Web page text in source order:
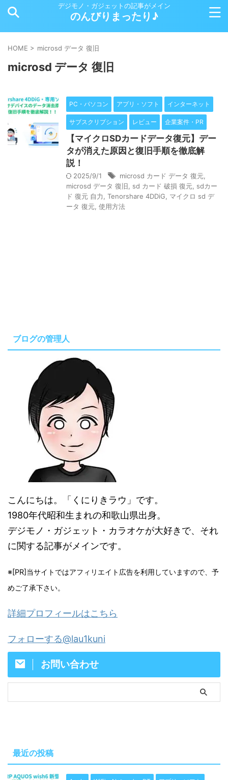
デジモノ・ガジェットの記事がメイン
のんびりまったり♪
HOME > microsd データ 復旧
microsd データ 復旧
PC・パソコン アプリ・ソフト インターネット
サブスクリプション レビュー 企業案件・PR
【マイクロSDカードデータ復元】デー
タが消えた原因と復旧手順を徹底解
説！
2025/9/1 microsd カード データ 復元
microsd データ 復旧
sd カード 破損 復元 sdカー
ド 復元 自力
Tenorshare 4DDiG
マイクロ sd デ
ータ 復元 使用方法
ブログの管理人
こんにちは。「くにりきラウ」です。
1980年代昭和生まれの和歌山県出身。
デジモノ・ガジェット・カラオケが大好きで、それ
に関する記事がメインです。
※[PR]当サイトではアフィリエイト広告を利用していますので、予
めご了承下さい。
詳細プロフィールはこちら
フォローする@lau1kuni
お問い合わせ
最近の投稿